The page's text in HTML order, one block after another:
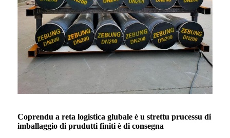
Coprendu a reta logistica glubale è u strettu prucessu di
imballaggio di prudutti finiti è di consegna